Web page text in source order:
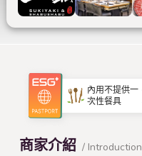
內用不提供一
次性餐具
商家介紹 / Introduction